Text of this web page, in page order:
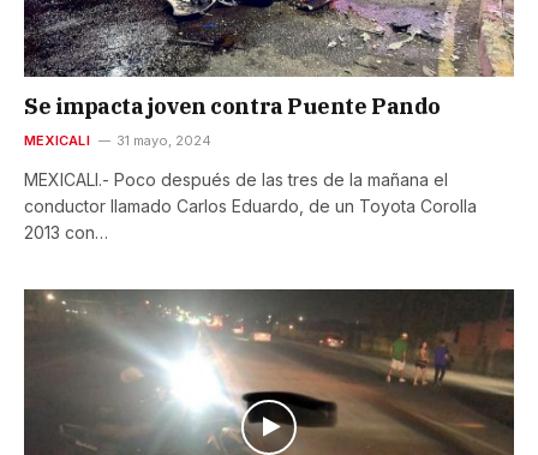
Se impacta joven contra Puente Pando
MEXICALI 31 mayo, 2024
MEXICALI.- Poco después de las tres de la mañana el
conductor llamado Carlos Eduardo, de un Toyota Corolla
2013 con…